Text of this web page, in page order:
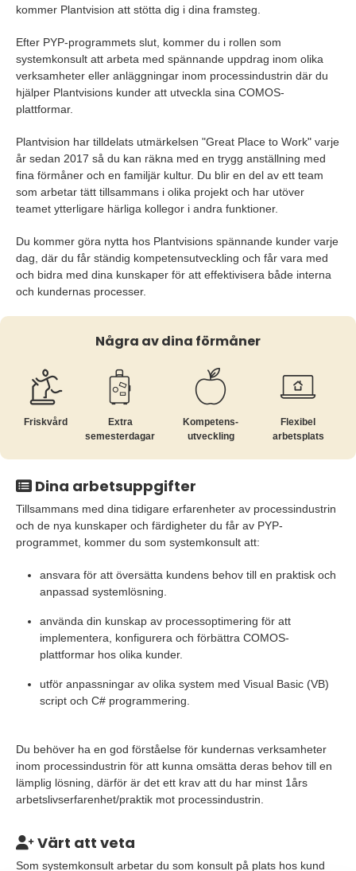
kommer Plantvision att stötta dig i dina framsteg.
Efter PYP-programmets slut, kommer du i rollen som
systemkonsult att arbeta med spännande uppdrag inom olika
verksamheter eller anläggningar inom processindustrin där du
hjälper Plantvisions kunder att utveckla sina COMOS-
plattformar.
Plantvision har tilldelats utmärkelsen "Great Place to Work" varje
år sedan 2017 så du kan räkna med en trygg anställning med
fina förmåner och en familjär kultur. Du blir en del av ett team
som arbetar tätt tillsammans i olika projekt och har utöver
teamet ytterligare härliga kollegor i andra funktioner.
Du kommer göra nytta hos Plantvisions spännande kunder varje
dag, där du får ständig kompetensutveckling och får vara med
och bidra med dina kunskaper för att effektivisera både interna
och kundernas processer.
Några av dina förmåner
Friskvård
Extra
semesterdagar
Kompetens­
utveckling
Flexibel
arbetsplats
Dina arbetsuppgifter
Tillsammans med dina tidigare erfarenheter av processindustrin
och de nya kunskaper och färdigheter du får av PYP-
programmet, kommer du som systemkonsult att:
ansvara för att översätta kundens behov till en praktisk och
anpassad systemlösning.
använda din kunskap av processoptimering för att
implementera, konfigurera och förbättra COMOS-
plattformar hos olika kunder.
utför anpassningar av olika system med Visual Basic (VB)
script och C# programmering.
Du behöver ha en god förståelse för kundernas verksamheter
inom processindustrin för att kunna omsätta deras behov till en
lämplig lösning, därför är det ett krav att du har minst 1års
arbetslivserfarenhet/praktik mot processindustrin.
Värt att veta
Som systemkonsult arbetar du som konsult på plats hos kund